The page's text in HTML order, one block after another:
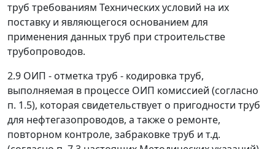
труб требованиям Технических условий на их
поставку и являющегося основанием для
применения данных труб при строительстве
трубопроводов.
2.9 ОИП - отметка труб - кодировка труб,
выполняемая в процессе ОИП комиссией (согласно
п. 1.5), которая свидетельствует о пригодности труб
для нефтегазопроводов, а также о ремонте,
повторном контроле, забраковке труб и т.д.